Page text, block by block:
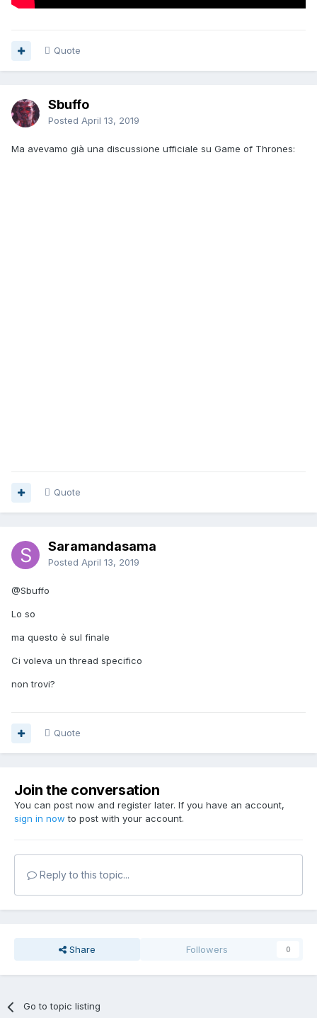
Quote
Sbuffo
Posted April 13, 2019
Ma avevamo già una discussione ufficiale su Game of Thrones:
Quote
Saramandasama
Posted April 13, 2019
@Sbuffo
Lo so
ma questo è sul finale
Ci voleva un thread specifico
non trovi?
Quote
Join the conversation
You can post now and register later. If you have an account,
sign in now to post with your account.
Reply to this topic...
Share Followers 0
Go to topic listing